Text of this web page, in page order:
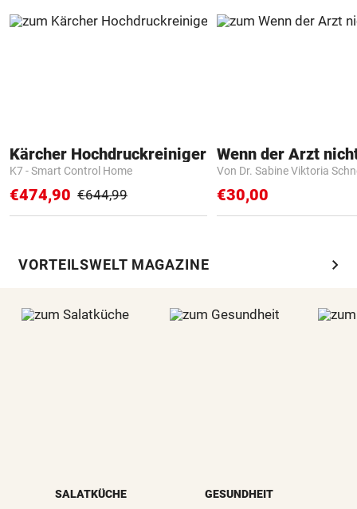
Kärcher Hochdruckreiniger
K7 - Smart Control Home
€474,90 €644,99
Von Dr. Sabine Viktoria
€30,00
VORTEILSWELT MAGAZINE chevron_right
SALATKÜCHE GESUNDHEIT